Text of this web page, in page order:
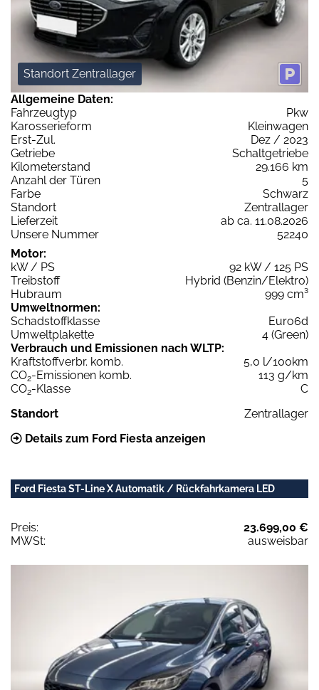
Standort Zentrallager
Allgemeine Daten:
Fahrzeugtyp
Pkw
Karosserieform
Kleinwagen
Erst-Zul.
Dez / 2023
Getriebe
Schaltgetriebe
Kilometerstand
29.166 km
Anzahl der Türen
5
Farbe
Schwarz
Standort
Zentrallager
Lieferzeit
ab ca. 11.08.2026
Unsere Nummer
52240
Motor:
kW / PS
92 kW / 125 PS
Treibstoff
Hybrid (Benzin/Elektro)
Hubraum
999 cm³
Umweltnormen:
Schadstoffklasse
Euro6d
Umweltplakette
4 (Green)
Verbrauch und Emissionen nach WLTP:
Kraftstoffverbr. komb.
5,0 l/100km
CO2-Emissionen komb.
113 g/km
CO2-Klasse
C
Standort
Zentrallager
Details zum Ford Fiesta anzeigen
Ford Fiesta ST-Line X Automatik / Rückfahrkamera LED
Preis:
23.699,00 €
MWSt:
ausweisbar